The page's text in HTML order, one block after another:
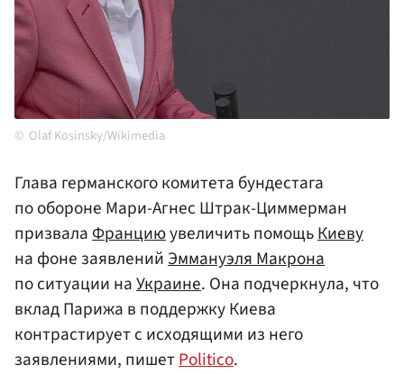
Olaf Kosinsky/Wikimedia
Глава германского комитета бундестага
по обороне Мари-Агнес Штрак-Циммерман
призвалаФранциюувеличить помощьКиеву
на фоне заявленийЭммануэля Макрона
по ситуации наУкраине. Она подчеркнула, что
вклад Парижа в поддержку Киева
контрастирует с исходящими из него
заявлениями, пишетPolitico.